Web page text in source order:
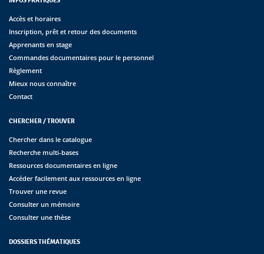
Accès et horaires
Inscription, prêt et retour des documents
Apprenants en stage
Commandes documentaires pour le personnel
Règlement
Mieux nous connaître
Contact
CHERCHER / TROUVER
Chercher dans le catalogue
Recherche multi-bases
Ressources documentaires en ligne
Accéder facilement aux ressources en ligne
Trouver une revue
Consulter un mémoire
Consulter une thèse
DOSSIERS THÉMATIQUES